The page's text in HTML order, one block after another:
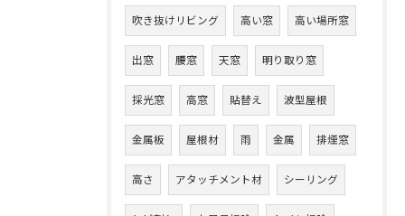
吹き抜けリビング 高い窓 高い場所窓
出窓 腰窓 天窓 明り取り窓
採光窓 高窓 貼替え 波型屋根
金属板 屋根材 雨 金属 排煙窓
高さ アタッチメント材 シーリング